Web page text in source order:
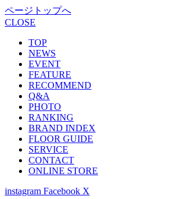
ページトップへ
CLOSE
TOP
NEWS
EVENT
FEATURE
RECOMMEND
Q&A
PHOTO
RANKING
BRAND INDEX
FLOOR GUIDE
SERVICE
CONTACT
ONLINE STORE
instagram Facebook X